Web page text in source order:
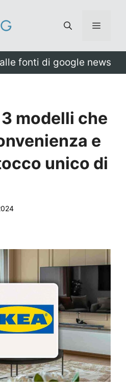
Menu
fonti di google news
modelli che
e
unico di